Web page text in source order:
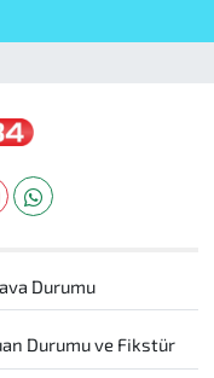
Durumu
Durumu ve Fikstür